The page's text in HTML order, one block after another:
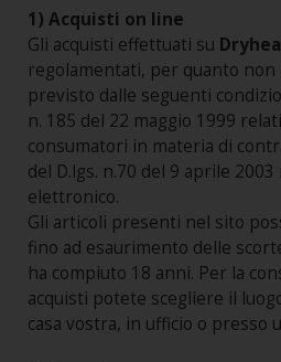
Procedura di acquisto
Garanzie
Sicurezza
Spedizioni e consegne
Note Legali
Servizio cambio taglia
Guida alle taglie
1) Acquisti on line
Gli acquisti effettuati su
regolamentati, per quanto
previsto dalle seguenti
n. 185 del 22 maggio 1999
consumatori in materia di
del D.lgs. n.70 del 9 aprile
elettronico.
Gli articoli presenti nel sito
fino ad esaurimento delle
ha compiuto 18 anni. Per la
acquisti potete scegliere il
casa vostra, in ufficio o presso